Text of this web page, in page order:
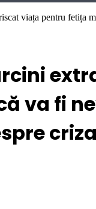
viața pentru fetița
va fi